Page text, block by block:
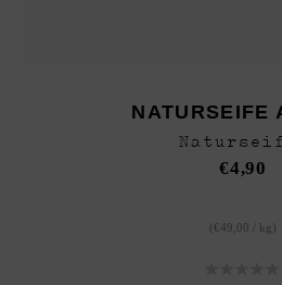
NATURSEIFE
€4,90
( €49,00 kg )